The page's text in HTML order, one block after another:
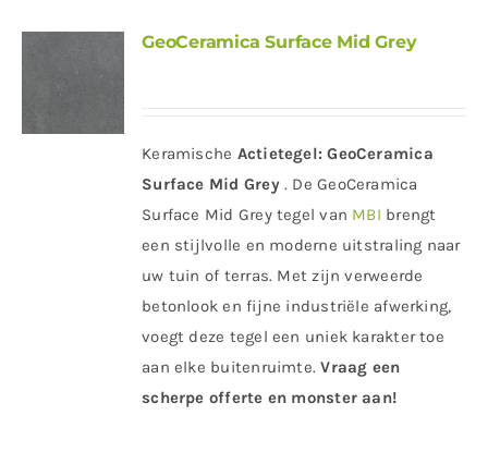
GeoCeramica Surface Mid Grey
Keramische Actietegel: GeoCeramica
Surface Mid Grey . De GeoCeramica
Surface Mid Grey tegel van MBI brengt
een stijlvolle en moderne uitstraling naar
uw tuin of terras. Met zijn verweerde
betonlook en fijne industriële afwerking,
voegt deze tegel een uniek karakter toe
aan elke buitenruimte.Vraag een
scherpe offerte en monster aan!